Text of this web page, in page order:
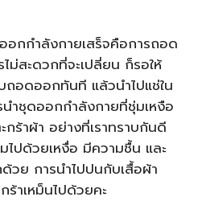
อกกำลังกายเสร็จคือการถอด
ม่สะดวกที่จะเปลี่ยน ก็รอให้
ถอดออกทันที แล้วนำไปแช่ใน
นำชุดออกกำลังกายที่ชุ่มเหงือ
กร้าผ้า อย่างที่เราทราบกันดี
ปด้วยเหงื่อ มีความชื้น และ
วย การนำไปปนกับเสื้อผ้า
ร้าเหม็นไปด้วยคะ